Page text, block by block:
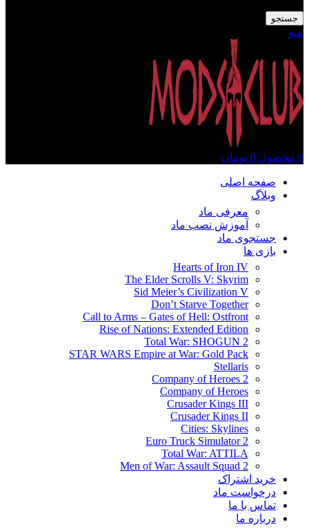
جستجو
منو
0 محصول 0 تومان
صفحه اصلی
وبلاگ
معرفی ماد
آموزش نصب ماد
جستجوی ماد
بازی ها
Hearts of Iron IV
The Elder Scrolls V: Skyrim
Sid Meier’s Civilization V
Don’t Starve Together
Call to Arms – Gates of Hell: Ostfront
Rise of Nations: Extended Edition
Total War: SHOGUN 2
STAR WARS Empire at War: Gold Pack
Stellaris
Company of Heroes 2
Company of Heroes
Crusader Kings III
Crusader Kings II
Cities: Skylines
Euro Truck Simulator 2
Total War: ATTILA
Men of War: Assault Squad 2
خرید اشتراک
درخواست ماد
تماس با ما
درباره ما